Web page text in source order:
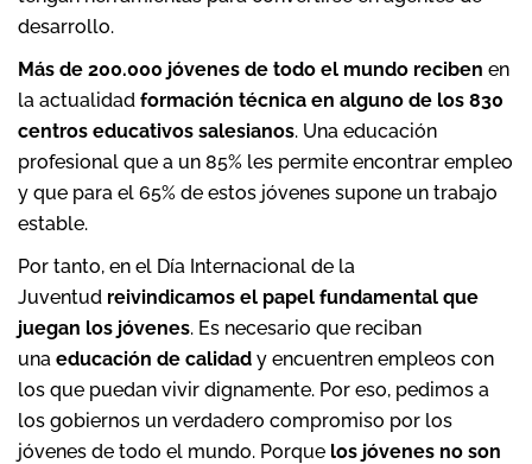
desarrollo.
Más de 200.000 jóvenes de todo el mundo reciben en
la actualidad formación técnica en alguno de los 830
centros educativos salesianos. Una educación
profesional que a un 85% les permite encontrar empleo
y que para el 65% de estos jóvenes supone un trabajo
estable.
Por tanto, en el Día Internacional de la
Juventud reivindicamos el papel fundamental que
juegan los jóvenes. Es necesario que reciban
una educación de calidad y encuentren empleos con
los que puedan vivir dignamente. Por eso, pedimos a
los gobiernos un verdadero compromiso por los
jóvenes de todo el mundo. Porque los jóvenes no son